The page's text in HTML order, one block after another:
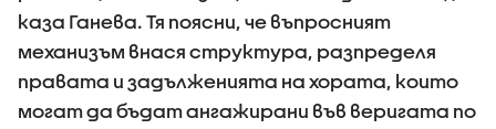
каза Ганева. Тя поясни, че въпросният
механизъм внася структура, разпределя
правата и задълженията на хората, които
могат да бъдат ангажирани във веригата по